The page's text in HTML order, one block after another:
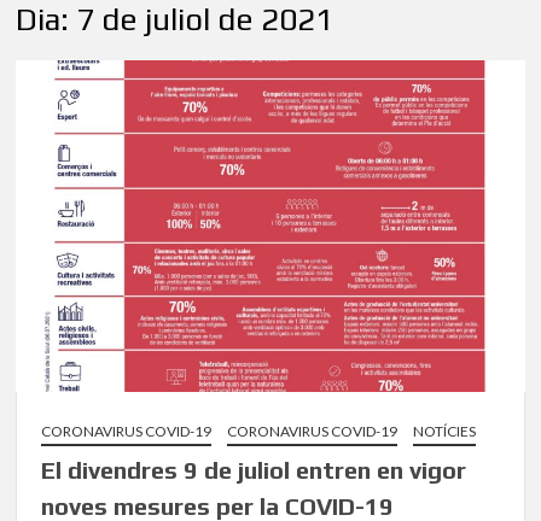
Dia: 7 de juliol de 2021
CORONAVIRUS COVID-19 CORONAVIRUS COVID-19 NOTÍCIES
El divendres 9 de juliol entren en vigor
noves mesures per la COVID-19